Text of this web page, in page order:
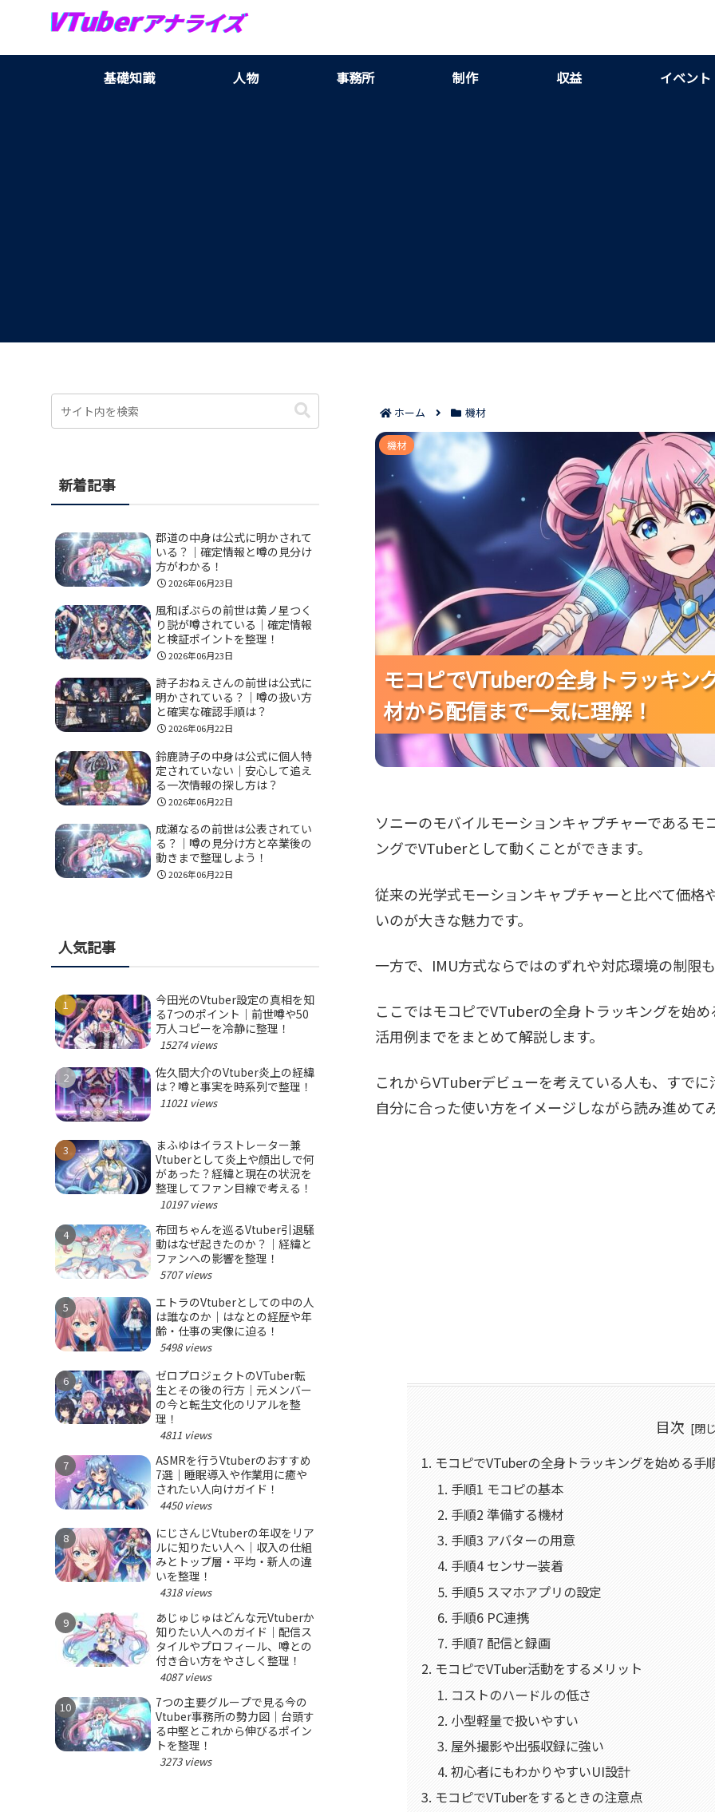
基礎知識 人物 事務所 制作 収益 イベント
ホーム 機材
モコピでVTuberの全身トラッキングを始める手
モコピでVTuberの全身トラッキン
材から配信まで一気に理解！
モコピでVTuberの全身トラッキン
材から配信まで一気に理解！
モコピでVTuberの全身トラッキン
材から配信まで一気に理解！
機材
ソニーのモバイルモーションキャプチャーである
ングでVTuberとして動くことができます。
従来の光学式モーションキャプチャーと比べて価
いのが大きな魅力です。
一方で、IMU方式ならではのずれや対応環境の制限
ここではモコピでVTuberの全身トラッキングを始
活用例までをまとめて解説します。
これからVTuberデビューを考えている人も、すで
自分に合った使い方をイメージしながら読み進めて
目次
モコピでVTuberの全身トラッキングを始める手
手順1 モコピの基本
手順2 準備する機材
手順3 アバターの用意
手順4 センサー装着
手順5 スマホアプリの設定
手順6 PC連携
手順7 配信と録画
モコピでVTuber活動をするメリット
コストのハードルの低さ
小型軽量で扱いやすい
屋外撮影や出張収録に強い
初心者にもわかりやすいUI設計
モコピでVTuberをするときの注意点
新着記事
郡道の中身は公式に明かされて
いる？｜確定情報と噂の見分け
方がわかる！
2026年06月23日
風和ぽぷらの前世は黄ノ星つく
り説が噂されている｜確定情報
と検証ポイントを整理！
2026年06月23日
詩子おねえさんの前世は公式に
明かされている？｜噂の扱い方
と確実な確認手順は？
2026年06月22日
鈴鹿詩子の中身は公式に個人特
定されていない｜安心して追え
る一次情報の探し方は？
2026年06月22日
成瀬なるの前世は公表されてい
る？｜噂の見分け方と卒業後の
動きまで整理しよう！
2026年06月22日
人気記事
今田光のVtuber設定の真相を知
る7つのポイント｜前世噂や50
万人コピーを冷静に整理！
15274 views
佐久間大介のVtuber炎上の経緯
は？噂と事実を時系列で整理！
11021 views
まふゆはイラストレーター兼
Vtuberとして炎上や顔出しで何
があった？経緯と現在の状況を
整理してファン目線で考える！
10197 views
布団ちゃんを巡るVtuber引退騒
動はなぜ起きたのか？｜経緯と
ファンへの影響を整理！
5707 views
エトラのVtuberとしての中の人
は誰なのか｜はなとの経歴や年
齢・仕事の実像に迫る！
5498 views
ゼロプロジェクトのVTuber転
生とその後の行方｜元メンバー
の今と転生文化のリアルを整
理！
4811 views
ASMRを行うVtuberのおすすめ
7選｜睡眠導入や作業用に癒や
されたい人向けガイド！
4450 views
にじさんじVtuberの年収をリア
ルに知りたい人へ｜収入の仕組
みとトップ層・平均・新人の違
いを整理！
4318 views
あじゅじゅはどんな元Vtuberか
知りたい人へのガイド｜配信ス
タイルやプロフィール、噂との
付き合い方をやさしく整理！
4087 views
7つの主要グループで見る今の
Vtuber事務所の勢力図｜台頭す
る中堅とこれから伸びるポイン
トを整理！
3273 views